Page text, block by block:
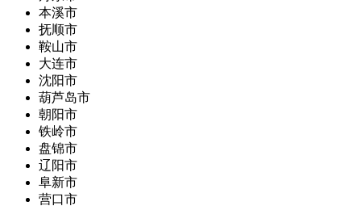
本溪市
抚顺市
鞍山市
大连市
沈阳市
葫芦岛市
朝阳市
铁岭市
盘锦市
辽阳市
阜新市
营口市